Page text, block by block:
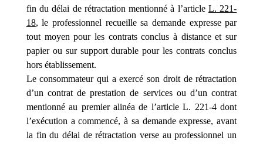
fin du délai de rétractation mentionné à l’article L. 221-
18, le professionnel recueille sa demande expresse par
tout moyen pour les contrats conclus à distance et sur
papier ou sur support durable pour les contrats conclus
hors établissement.
Le consommateur qui a exercé son droit de rétractation
d’un contrat de prestation de services ou d’un contrat
mentionné au premier alinéa de l’article L. 221-4 dont
l’exécution a commencé, à sa demande expresse, avant
la fin du délai de rétractation verse au professionnel un